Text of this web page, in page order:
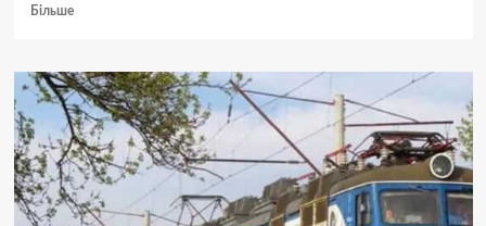
БільшеДокладніше
у Другій
лізі:
«Кремінь-2»
переміг
«Тростянець»
(відео)